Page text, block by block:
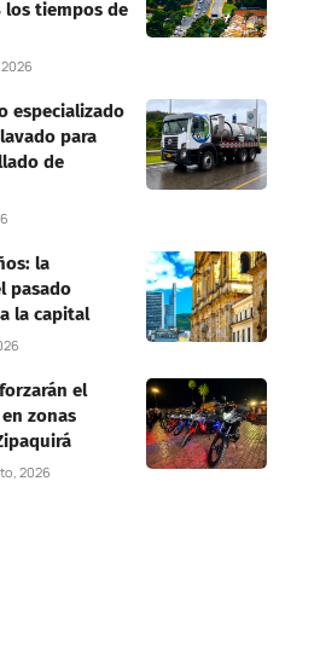
los tiempos de
especializado
para
de
la
pasado
la capital
el
zonas
2026